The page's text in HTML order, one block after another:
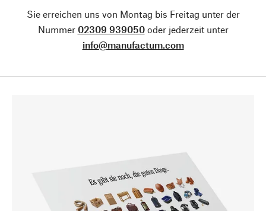
Sie erreichen uns von Montag bis Freitag unter der
Nummer 02309 939050oder jederzeit unter
info@manufactum.com